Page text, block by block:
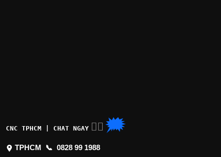
CNC TPHCM | CHAT NGAY 👉🏽 🗯
TPHCM 📞 0828 99 1988